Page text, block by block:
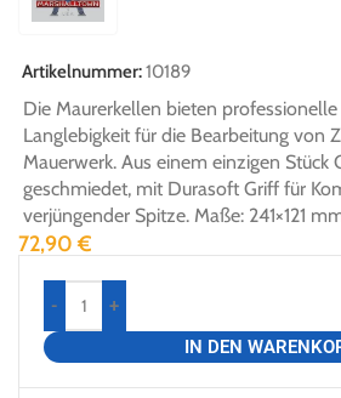
Artikelnummer:10189
Die Maurerkellen bieten
Langlebigkeit für die Bearbeitung von
Mauerwerk. Aus einem einzigen Stück
geschmiedet, mit Durasoft Griff für
verjüngender Spitze. Maße: 241×121
72,90€
-
+
IN DEN